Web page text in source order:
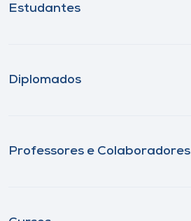
Estudantes
Diplomados
Professores e Colaboradores